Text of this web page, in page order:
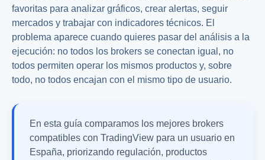
favoritas para analizar gráficos, crear alertas, seguir
mercados y trabajar con indicadores técnicos. El
problema aparece cuando quieres pasar del análisis a la
ejecución: no todos los brokers se conectan igual, no
todos permiten operar los mismos productos y, sobre
todo, no todos encajan con el mismo tipo de usuario.
En esta guía comparamos los mejores brokers
compatibles con TradingView para un usuario en
España, priorizando regulación, productos